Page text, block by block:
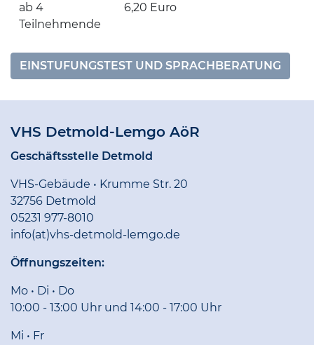
ab 4
Teilnehmende
6,20 Euro
EINSTUFUNGSTEST UND SPRACHBERATUNG
VHS Detmold-Lemgo AöR
Geschäftsstelle Detmold
VHS-Gebäude • Krumme Str. 20
32756 Detmold
05231 977-8010
info(at)vhs-detmold-lemgo.de
Öffnungszeiten:
Mo • Di • Do
10:00 - 13:00 Uhr und 14:00 - 17:00 Uhr
Mi • Fr